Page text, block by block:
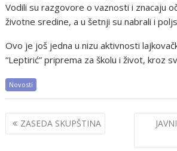
Vodili su razgovore o vaznosti i znacaju
životne sredine, a u šetnji su nabrali i
Ovo je još jedna u nizu aktivnosti
“Leptirić” priprema za školu i život, kroz
Novosti
Post
navigation
ZASEDA SKUPŠTINA